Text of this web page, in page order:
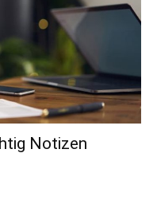
Notizen